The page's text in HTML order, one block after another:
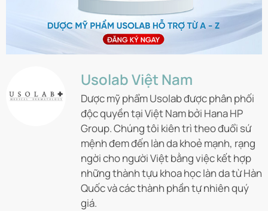
Usolab Việt Nam
Dược mỹ phẩm Usolab được phân phối
độc quyền tại Việt Nam bởi Hana HP
Group. Chúng tôi kiên trì theo đuổi sứ
mệnh đem đến làn da khoẻ mạnh, rạng
ngời cho người Việt bằng việc kết hợp
những thành tựu khoa học làn da từ Hàn
Quốc và các thành phần tự nhiên quý
giá.